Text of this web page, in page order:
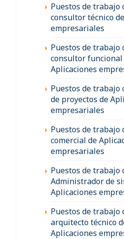
Puestos de trabajo
consultor técnico
empresariales
Puestos de trabajo
consultor funcional
Aplicaciones
Puestos de trabajo
de proyectos de
empresariales
Puestos de trabajo
comercial de
empresariales
Puestos de trabajo
Administrador de
Aplicaciones
Puestos de trabajo
arquitecto técnico
Aplicaciones